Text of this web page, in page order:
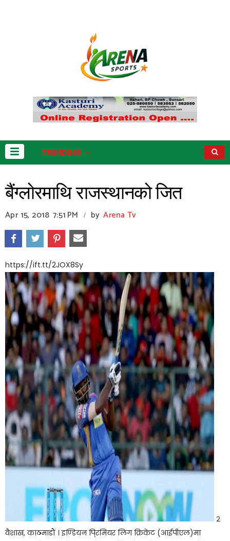
TRENDING
बैंग्लोरमाथि राजस्थानको जित
Apr 15, 2018 7:51 PM / by Arena Tv
https://ift.tt/2JOX8Sy
२
वैशाख, काठमाडौं । इण्डियन पि्रमियर लिग क्रिकेट (आईपीएल)मा